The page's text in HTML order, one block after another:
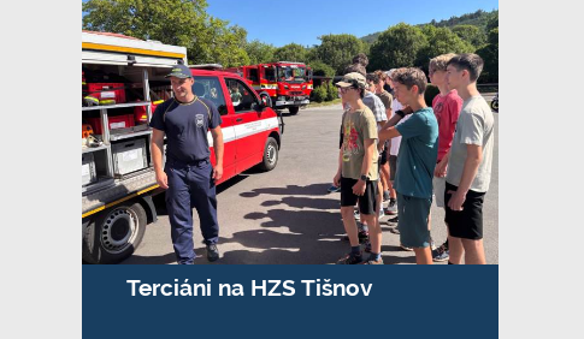
Terciáni na HZS Tišnov